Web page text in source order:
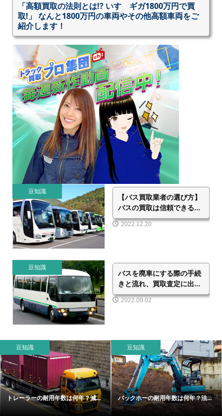
豆知識
【バス買取業者の選び方】
バスの買取は信頼できる...
2022.12.20
豆知識
バスを廃車にする際の手続
きと流れ、買取査定に出...
2022.09.02
「高額買取の法則とは!? いすゞギガ1800万円で買
取!」 なんと1800万円の車両やその他高額車両をご
紹介します！
豆知識
トレーラーの耐用年数は何年？減...
豆知識
バックホーの耐用年数は何年？法...